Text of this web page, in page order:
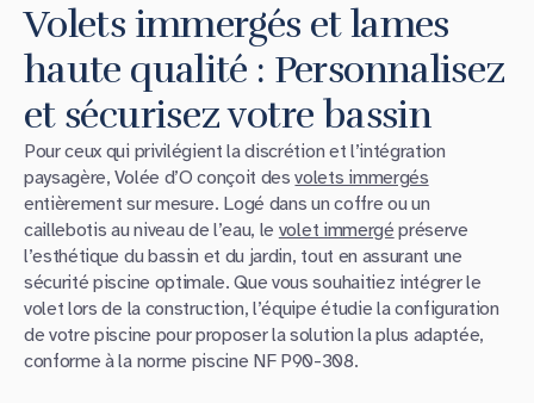
Volets immergés et lames
haute qualité : Personnalisez
et sécurisez votre bassin
Pour ceux qui privilégient la discrétion et l’intégration
paysagère, Volée d’O conçoit desvolets immergés
entièrement sur mesure. Logé dans un coffre ou un
caillebotis au niveau de l’eau, le volet immergé préserve
l’esthétique du bassin et du jardin, tout en assurant une
sécurité piscine optimale. Que vous souhaitiez intégrer le
volet lors de la construction, l’équipe étudie la configuration
de votre piscine pour proposer la solution la plus adaptée,
conforme à la norme piscine NF P90-308.